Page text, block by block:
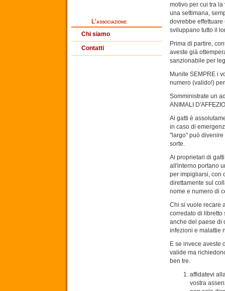
L'associazione
Chi siamo
Contatti
motivo per cui tra
una settimana,
dovrebbe
sviluppano tutto il
Prima di partire,
aveste già
sanzionabile per
Munite SEMPRE i
numero (valido!)
Somministrate un
ANIMALI
Ai gatti è
in caso di
"largo" può
sorte.
Ai proprietari di
all'interno portano
per impigliarsi, con
direttamente sul
nome e numero di
Chi si vuole recare
corredato di libretto
anche del paese di
infezioni e malattie
E se invece aveste
valide ma
ben tre.
affidatevi
vostra